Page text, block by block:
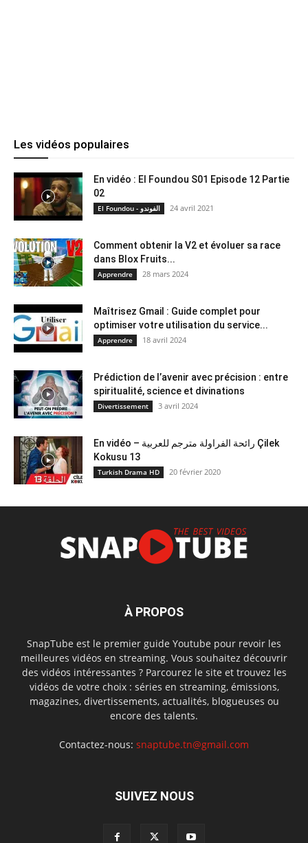
Les vidéos populaires
En vidéo : El Foundou S01 Episode 12 Partie
02
El Foundou - الفوندو 24 avril 2021
Comment obtenir la V2 et évoluer sa race
dans Blox Fruits...
Apprendre 28 mars 2024
Maîtrisez Gmail : Guide complet pour
optimiser votre utilisation du service...
Apprendre 18 avril 2024
Prédiction de l’avenir avec précision : entre
spiritualité, science et divinations
Divertissement 3 avril 2024
En vidéo – رائحة الفراولة مترجم للعربية Çilek
Kokusu 13
Turkish Drama HD 20 février 2020
À PROPOS
SnapTube est le premier guide Youtube pour revoir les
meilleures vidéos en streaming. Vous souhaitez découvrir
des vidéos intéressantes ? Parcourez le site et trouvez les
vidéos de votre choix : séries en streaming, émissions,
magazines, divertissements, actualités, blogueuses ou
encore des talents.
Contactez-nous: snaptube.tn@gmail.com
SUIVEZ NOUS